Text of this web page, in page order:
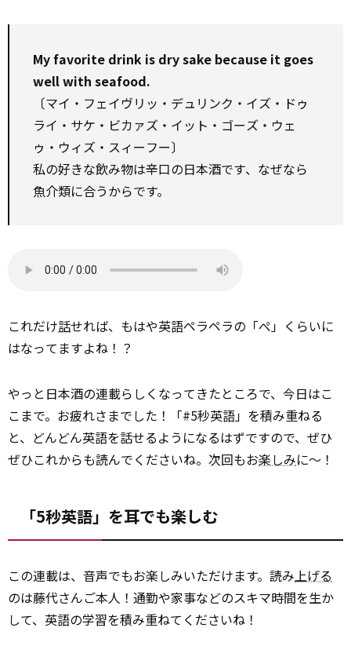
My favorite drink is dry sake because it goes
well with seafood.
〔マイ・フェイヴリッ・デュリンク・イズ・ドゥ
ライ・サケ・ビカァズ・イット・ゴーズ・ウェ
ゥ・ウィズ・スィーフー〕
私の好きな飲み物は辛口の日本酒です、なぜなら
魚介類に合うからです。
これだけ話せれば、もはや英語ペラペラの「ぺ」くらいに
はなってますよね！？
やっと日本酒の連載らしくなってきたところで、今日はこ
こまで。お疲れさまでした！「#5秒英語」を積み重ねる
と、どんどん英語を話せるようになるはずですので、ぜひ
ぜひこれからも読んでくださいね。次回もお楽しみに〜！
「5秒英語」を耳でも楽しむ
この連載は、音声でもお楽しみいただけます。読み上げる
のは藤代さんご本人！通勤や家事などのスキマ時間を生か
して、英語の学習を積み重ねてくださいね！